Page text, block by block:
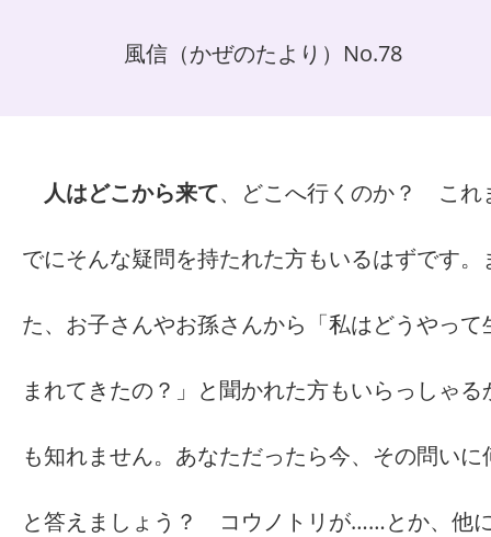
風信（かぜのたより）No.78
人はどこから来て、どこへ行くのか？ これ
でにそんな疑問を持たれた方もいるはずです。
た、お子さんやお孫さんから「私はどうやって
まれてきたの？」と聞かれた方もいらっしゃる
も知れません。あなただったら今、その問いに
と答えましょう？ コウノトリが……とか、他